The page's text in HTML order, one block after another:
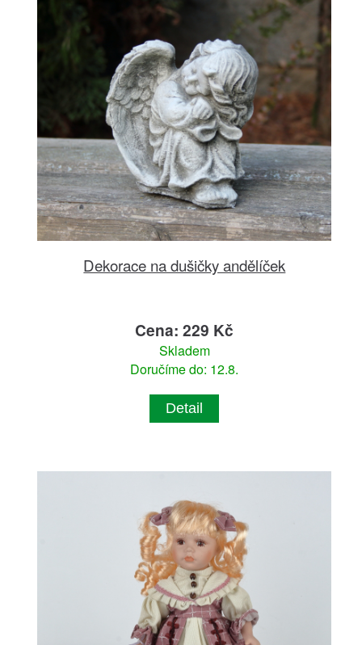
Dekorace na dušičky andělíček
Cena: 229 Kč
Skladem
Doručíme do: 12.8.
Detail